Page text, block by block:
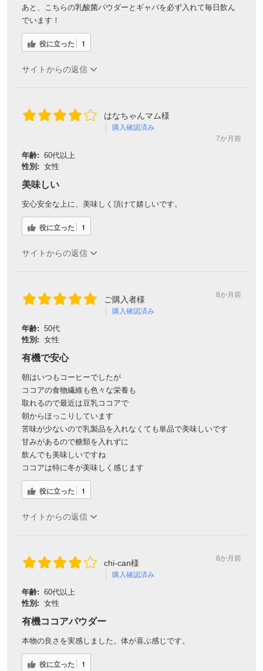
あと、こちらの乳酸菌パウダーとギャバを必ず入れて毎日飲ん
でいます！
役に立った 1
サイトからの返信
はなちゃんマム様
購入確認済み
7か月前
年齢: 60代以上
性別: 女性
美味しい
安心安全な上に、美味しく頂けて嬉しいです。
役に立った 1
サイトからの返信
ご購入者様
購入確認済み
8か月前
年齢: 50代
性別: 女性
有機で安心
朝はいつもコーヒーでしたが
ココアの食物繊維も色々な栄養も
取れるので最近は豆乳ココアで
朝からほっこりしています
苦味が少ないので乳製品を入れなくても単品で美味しいです
甘みがあるので糖類を入れずに
飲んでも美味しいですね
ココアは特に冬が美味しく感じます
役に立った 1
サイトからの返信
chi-can様
購入確認済み
8か月前
年齢: 60代以上
性別: 女性
有機ココアパウダー
本物の良さを実感しました。体が喜ぶ感じです。
役に立った 1